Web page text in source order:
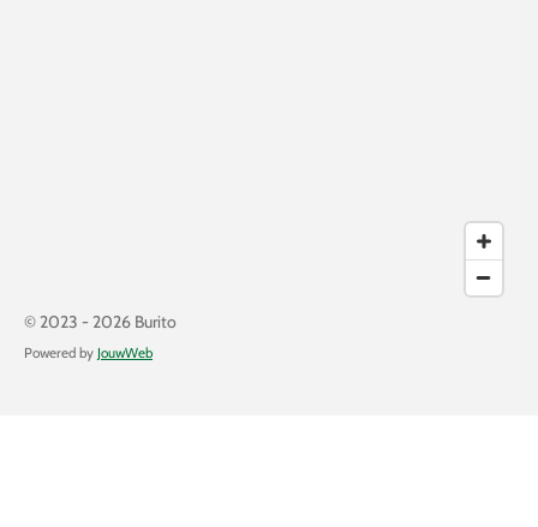
© 2023 - 2026 Burito
Powered by JouwWeb